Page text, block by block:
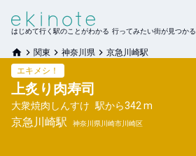
はじめて行く駅のことがわかる 行ってみたい街が見つかる
関東 神奈川県 京急川崎駅
エキメシ！
上炙り肉寿司
大衆焼肉しんすけ 駅から342 m
京急川崎駅 神奈川県川崎市川崎区